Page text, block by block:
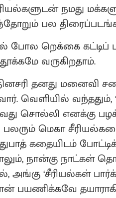
நமது
பல
போல றெக்கை கட்டிப்
வருகிறதாம்.
தனது மனைவி
வெளியில்
சொல்லி எனக்கு
மெகா சீரியல்களை
கதையிடம்
நான்கு நாட்கள்
அங்கு ‘சீரியல்கள்
பயணிக்கவே